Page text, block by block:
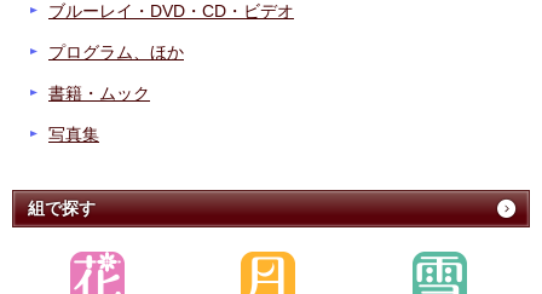
ブルーレイ・DVD・CD・ビデオ
プログラム、ほか
書籍・ムック
写真集
組で探す